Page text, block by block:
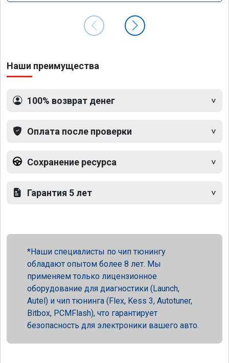
Наши преимущества
100% возврат денег
Оплата после проверки
Сохранение ресурса
Гарантия 5 лет
Наши специалисты по чип тюнингу
обладают опытом более 8 лет. Мы
применяем только лицензионное
оборудование для диагностики (Launch,
Autel) и чип тюнинга (Flex, Kess 3, Autotuner,
Bitbox, PCMFlash), что гарантирует
безопасность для электроники вашего авто.